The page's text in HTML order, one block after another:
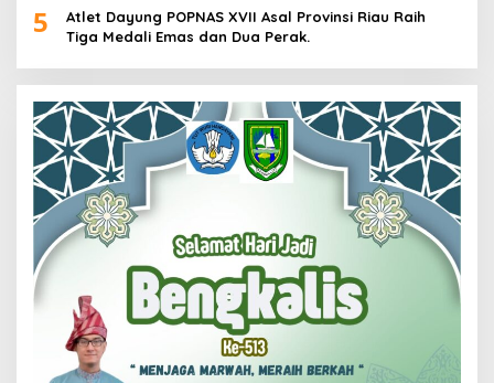
5
Atlet Dayung POPNAS XVII Asal Provinsi Riau Raih
Tiga Medali Emas dan Dua Perak.